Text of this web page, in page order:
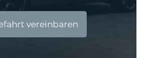
vereinbaren